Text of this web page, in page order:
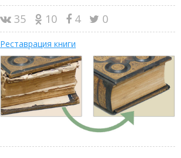
35 10 4 0
Реставрация книги